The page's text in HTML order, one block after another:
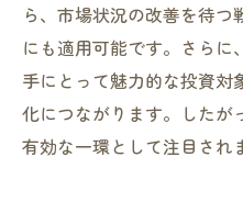
ら、市場状況の改善を待
にも適用可能です。さら
手にとって魅力的な投資対
化につながります。したが
有効な一環として注目され